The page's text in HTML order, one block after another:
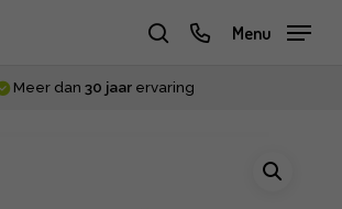
zoeken
phone
Menu
Meer dan30 jaar ervaring